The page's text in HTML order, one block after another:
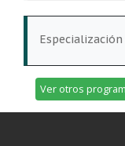
Ver otros